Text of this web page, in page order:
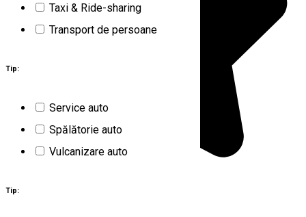
Taxi & Ride-sharing
Transport de persoane
Tip:
Service auto
Spălătorie auto
Vulcanizare auto
Tip: